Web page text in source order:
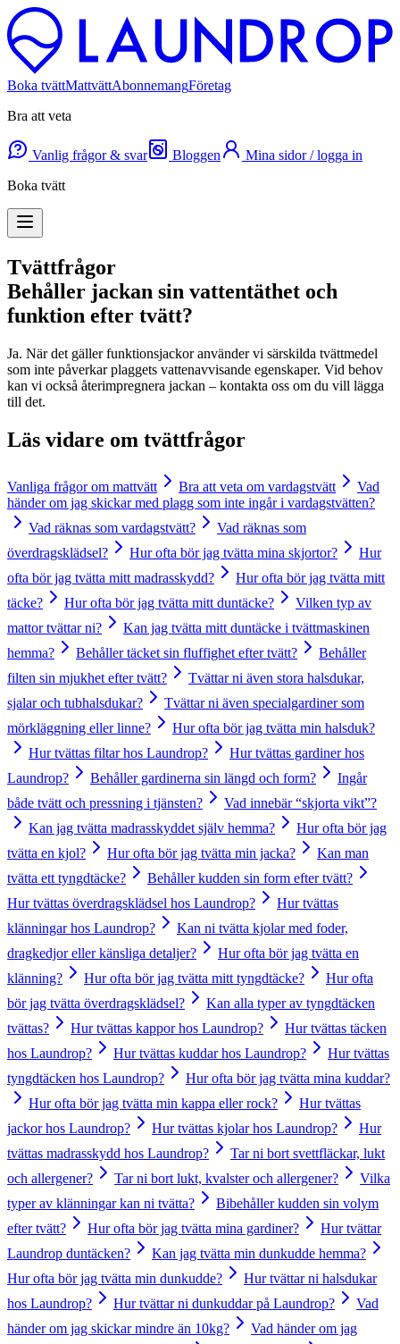
Boka tvättMattvättAbonnemangFöretag
Bra att veta
Vanlig frågor & svar Bloggen
Mina sidor / logga in
Boka tvätt
Tvättfrågor
Behåller jackan sin vattentäthet och
funktion efter tvätt?
Ja. När det gäller funktionsjackor använder vi särskilda tvättmedel
som inte påverkar plaggets vattenavvisande egenskaper. Vid behov
kan vi också återimpregnera jackan – kontakta oss om du vill lägga
till det.
Läs vidare om tvättfrågor
Vanliga frågor om mattvätt Bra att veta om vardagstvätt
Vad
händer om jag skickar med plagg som inte ingår i vardagstvätten?
Vad räknas som vardagstvätt?
Vad räknas som
överdragsklädsel?
Hur ofta bör jag tvätta mina skjortor?
Hur
ofta bör jag tvätta mitt madrasskydd?
Hur ofta bör jag tvätta mitt
täcke?
Hur ofta bör jag tvätta mitt duntäcke?
Vilken typ av
mattor tvättar ni?
Kan jag tvätta mitt duntäcke i tvättmaskinen
hemma?
Behåller täcket sin fluffighet efter tvätt?
Behåller
filten sin mjukhet efter tvätt?
Tvättar ni även stora halsdukar,
sjalar och tubhalsdukar?
Tvättar ni även specialgardiner som
mörkläggning eller linne?
Hur ofta bör jag tvätta min halsduk?
Hur tvättas filtar hos Laundrop?
Hur tvättas gardiner hos
Laundrop?
Behåller gardinerna sin längd och form?
Ingår
både tvätt och pressning i tjänsten?
Vad innebär “skjorta vikt”?
Kan jag tvätta madrasskyddet själv hemma?
Hur ofta bör jag
tvätta en kjol?
Hur ofta bör jag tvätta min jacka?
Kan man
tvätta ett tyngdtäcke?
Behåller kudden sin form efter tvätt?
Hur tvättas överdragsklädsel hos Laundrop?
Hur tvättas
klänningar hos Laundrop?
Kan ni tvätta kjolar med foder,
dragkedjor eller känsliga detaljer?
Hur ofta bör jag tvätta en
klänning?
Hur ofta bör jag tvätta mitt tyngdtäcke?
Hur ofta
bör jag tvätta överdragsklädsel?
Kan alla typer av tyngdtäcken
tvättas?
Hur tvättas kappor hos Laundrop?
Hur tvättas täcken
hos Laundrop?
Hur tvättas kuddar hos Laundrop?
Hur tvättas
tyngdtäcken hos Laundrop?
Hur ofta bör jag tvätta mina kuddar?
Hur ofta bör jag tvätta min kappa eller rock?
Hur tvättas
jackor hos Laundrop?
Hur tvättas kjolar hos Laundrop?
Hur
tvättas madrasskydd hos Laundrop?
Tar ni bort svettfläckar, lukt
och allergener?
Tar ni bort lukt, kvalster och allergener?
Vilka
typer av klänningar kan ni tvätta?
Bibehåller kudden sin volym
efter tvätt?
Hur ofta bör jag tvätta mina gardiner?
Hur tvättar
Laundrop duntäcken?
Kan jag tvätta min dunkudde hemma?
Hur ofta bör jag tvätta min dunkudde?
Hur tvättar ni halsdukar
hos Laundrop?
Hur tvättar ni dunkuddar på Laundrop?
Vad
händer om jag skickar mindre än 10kg?
Vad händer om jag